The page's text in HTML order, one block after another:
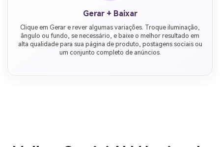
Gerar + Baixar
Clique em Gerar e rever algumas variações. Troque iluminação,
ângulo ou fundo, se necessário, e baixe o melhor resultado em
alta qualidade para sua página de produto, postagens sociais ou
um conjunto completo de anúncios.